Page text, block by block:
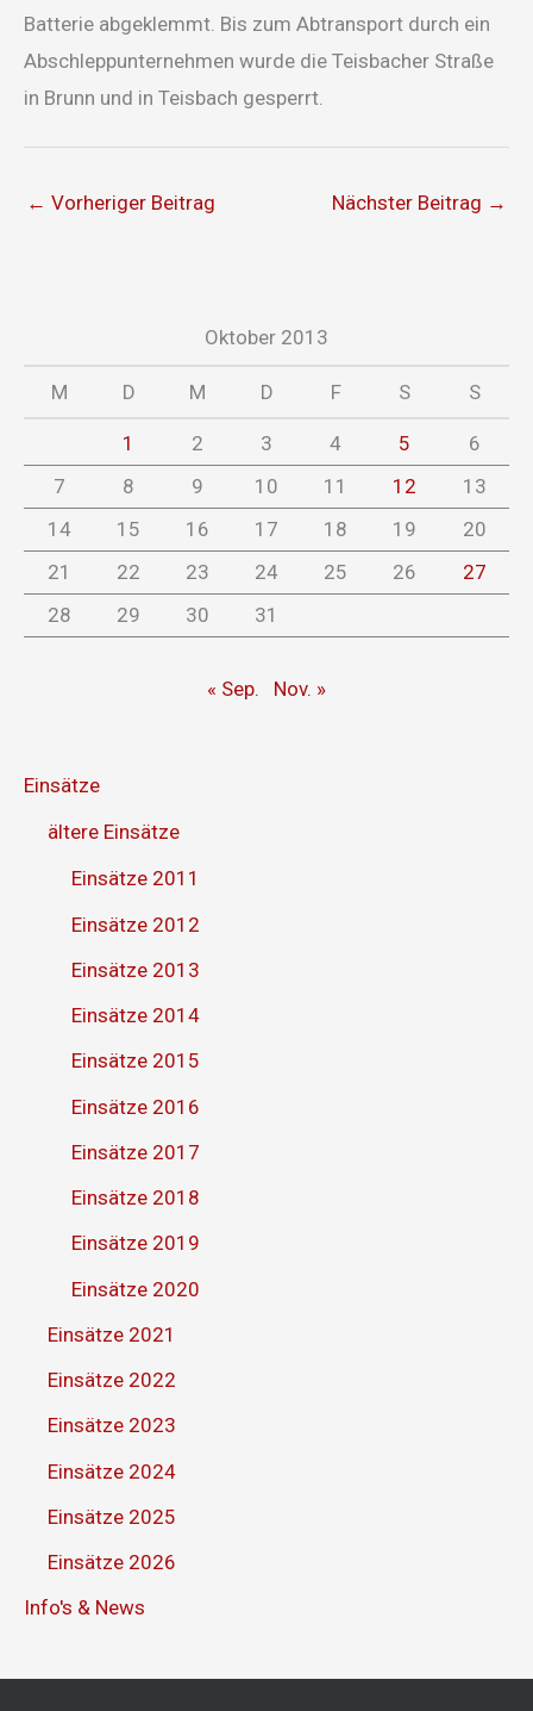
Batterie abgeklemmt. Bis zum Abtransport durch ein
Abschleppunternehmen wurde die Teisbacher Straße
in Brunn und in Teisbach gesperrt.
← Vorheriger Beitrag Nächster Beitrag →
Oktober 2013
M D M D F S S
1 2 3 4 5
6
7
8 9 10 11 12
13
14
15 16 17 18 19
20
21
22 23 24 25 26
27
28
29 30 31
« Sep. Nov. »
Einsätze
ältere Einsätze
Einsätze 2011
Einsätze 2012
Einsätze 2013
Einsätze 2014
Einsätze 2015
Einsätze 2016
Einsätze 2017
Einsätze 2018
Einsätze 2019
Einsätze 2020
Einsätze 2021
Einsätze 2022
Einsätze 2023
Einsätze 2024
Einsätze 2025
Einsätze 2026
Info's & News